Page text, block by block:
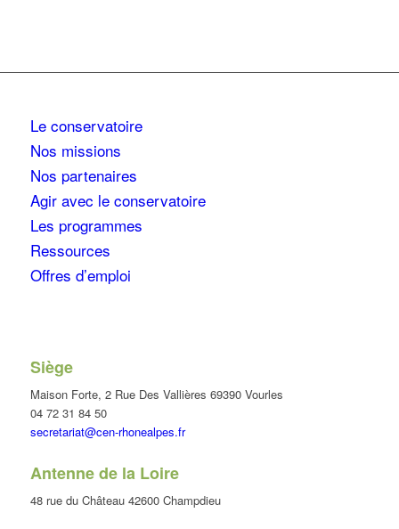
Le conservatoire
Nos missions
Nos partenaires
Agir avec le conservatoire
Les programmes
Ressources
Offres d’emploi
Siège
Maison Forte, 2 Rue Des Vallières 69390 Vourles
04 72 31 84 50
secretariat@cen-rhonealpes.fr
Antenne de la Loire
48 rue du Château 42600 Champdieu